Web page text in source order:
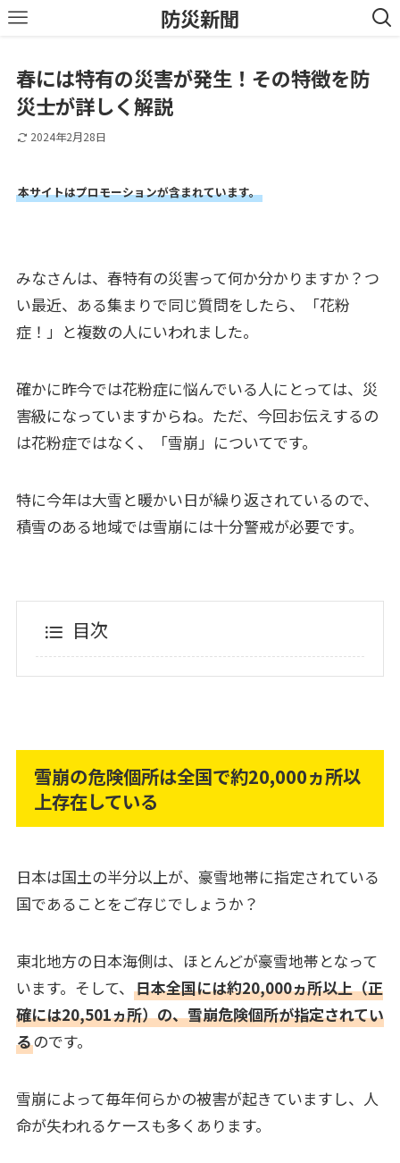
防災新聞
春には特有の災害が発生！その特徴を防
災士が詳しく解説
2024年2月28日
本サイトはプロモーションが含まれています。
みなさんは、春特有の災害って何か分かりますか？つ
い最近、ある集まりで同じ質問をしたら、「花粉
症！」と複数の人にいわれました。
確かに昨今では花粉症に悩んでいる人にとっては、災
害級になっていますからね。ただ、今回お伝えするの
は花粉症ではなく、「雪崩」についてです。
特に今年は大雪と暖かい日が繰り返されているので、
積雪のある地域では雪崩には十分警戒が必要です。
目次
雪崩の危険個所は全国で約20,000ヵ所以
上存在している
日本は国土の半分以上が、豪雪地帯に指定されている
国であることをご存じでしょうか？
東北地方の日本海側は、ほとんどが豪雪地帯となって
います。そして、 日本全国には約20,000ヵ所以上（正
確には20,501ヵ所）の、雪崩危険個所が指定されてい
るのです。
雪崩によって毎年何らかの被害が起きていますし、人
命が失われるケースも多くあります。